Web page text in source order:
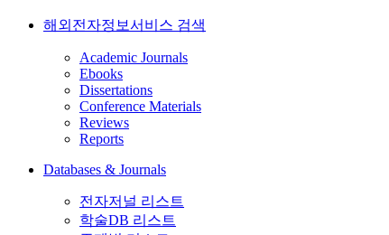
해외전자정보서비스 검색
Academic Journals
Ebooks
Dissertations
Conference Materials
Reviews
Reports
Databases & Journals
전자저널 리스트
학술DB 리스트